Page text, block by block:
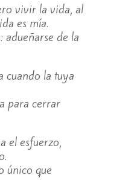
vivir la vida, al
es mía.
de la
la tuya
para cerrar
el esfuerzo,
único que